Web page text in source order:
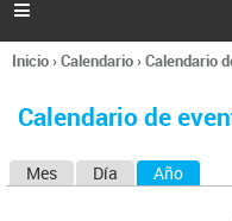
l

Se
usted
Inicio›Calendario›Calendario
Calendario de
Mes Día Año